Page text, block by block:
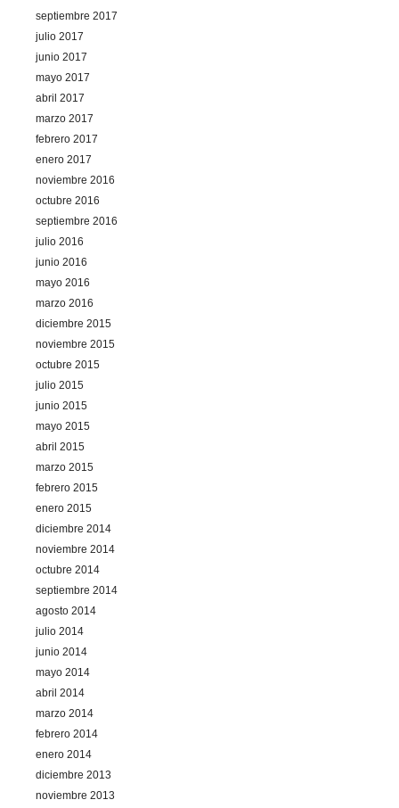
septiembre 2017
julio 2017
junio 2017
mayo 2017
abril 2017
marzo 2017
febrero 2017
enero 2017
noviembre 2016
octubre 2016
septiembre 2016
julio 2016
junio 2016
mayo 2016
marzo 2016
diciembre 2015
noviembre 2015
octubre 2015
julio 2015
junio 2015
mayo 2015
abril 2015
marzo 2015
febrero 2015
enero 2015
diciembre 2014
noviembre 2014
octubre 2014
septiembre 2014
agosto 2014
julio 2014
junio 2014
mayo 2014
abril 2014
marzo 2014
febrero 2014
enero 2014
diciembre 2013
noviembre 2013